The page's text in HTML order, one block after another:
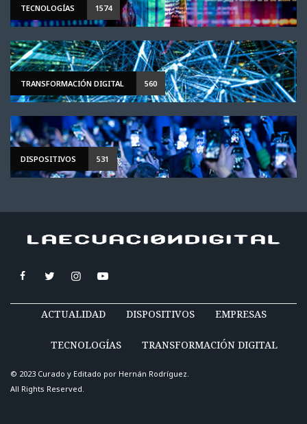
TECNOLOGÍAS 1574
TRANSFORMACIÓN DIGITAL 560
DISPOSITIVOS 531
ACTUALIDAD DISPOSITIVOS EMPRESAS
TECNOLOGÍAS TRANSFORMACIÓN DIGITAL
© 2023 Curado y Editado por Hernán Rodríguez.
All Rights Reserved.